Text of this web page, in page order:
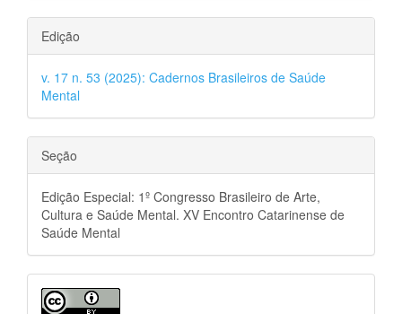
Edição
v. 17 n. 53 (2025): Cadernos Brasileiros de Saúde
Mental
Seção
Edição Especial: 1º Congresso Brasileiro de Arte,
Cultura e Saúde Mental. XV Encontro Catarinense de
Saúde Mental